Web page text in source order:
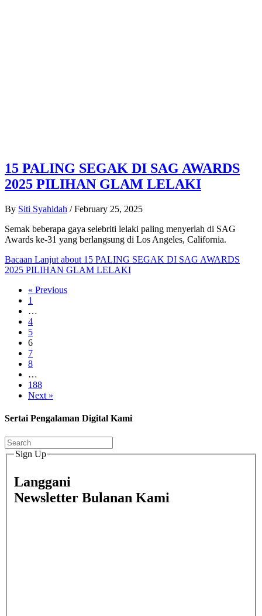
15 PALING SEGAK DI SAG AWARDS
2025 PILIHAN GLAM LELAKI
By Siti Syahidah / February 25, 2025
Semak beberapa gaya selebriti lelaki paling menyerlah di SAG
Awards ke-31 yang berlangsung di Los Angeles, California.
Bacaan Lanjut about 15 PALING SEGAK DI SAG AWARDS
2025 PILIHAN GLAM LELAKI
« Previous
1
…
4
5
6
7
8
…
188
Next »
Sertai Pengalaman Digital Kami
Sign Up
Langgani
Newsletter Bulanan Kami